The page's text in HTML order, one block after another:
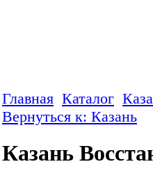
Главная Каталог
Вернуться к: Казань
Казань